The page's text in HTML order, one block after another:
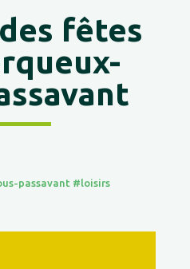
fêtes
passavant #loisirs